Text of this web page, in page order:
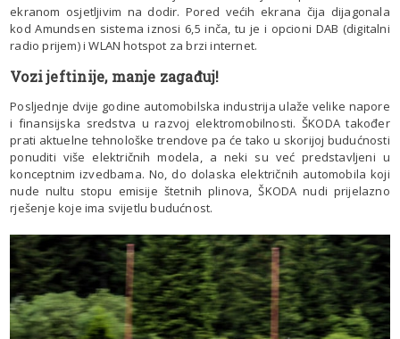
ekranom osjetljivim na dodir. Pored većih ekrana čija dijagonala
kod Amundsen sistema iznosi 6,5 inča, tu je i opcioni DAB (digitalni
radio prijem) i WLAN hotspot za brzi internet.
Vozi jeftinije, manje zagađuj!
Posljednje dvije godine automobilska industrija ulaže velike napore
i finansijska sredstva u razvoj elektromobilnosti. ŠKODA također
prati aktuelne tehnološke trendove pa će tako u skorijoj budućnosti
ponuditi više električnih modela, a neki su već predstavljeni u
konceptnim izvedbama. No, do dolaska električnih automobila koji
nude nultu stopu emisije štetnih plinova, ŠKODA nudi prijelazno
rješenje koje ima svijetlu budućnost.